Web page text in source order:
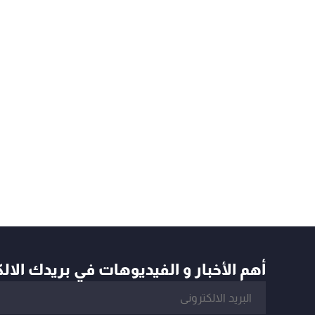
أهم الأخبار و الفيديوهات في بريدك